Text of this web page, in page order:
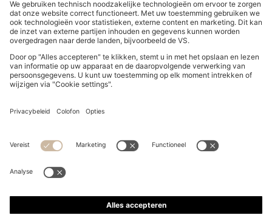
Herroeping indienen FAQs Bedrijfsgegevens
Privacyverklaring Online StoreVerklaring over de toegankelijkheid
Privacyverklaring HUGO BOSS EXPERIENCE
Privacyverklaring HUGO BOSS Newsletter